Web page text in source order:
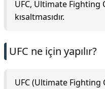
UFC, Ultimate
kısaltmasıdır.
UFC ne için yapılır?
UFC (Ultimate